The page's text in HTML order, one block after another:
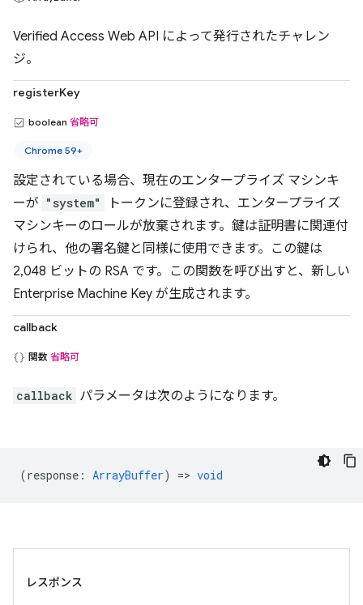
Verified Access Web API によって発行されたチャレン
ジ。
registerKey
boolean 省略可
Chrome 59+
設定されている場合、現在のエンタープライズ マシンキ
ーが "system"
トークンに登録され、エンタープライズ
マシンキーのロールが放棄されます。鍵は証明書に関連付
けられ、他の署名鍵と同様に使用できます。この鍵は
2,048 ビットの RSA です。この関数を呼び出すと、新しい
Enterprise Machine Key が生成されます。
callback
関数 省略可
callback パラメータは次のようになります。
(response : ArrayBuffer) => void
レスポンス